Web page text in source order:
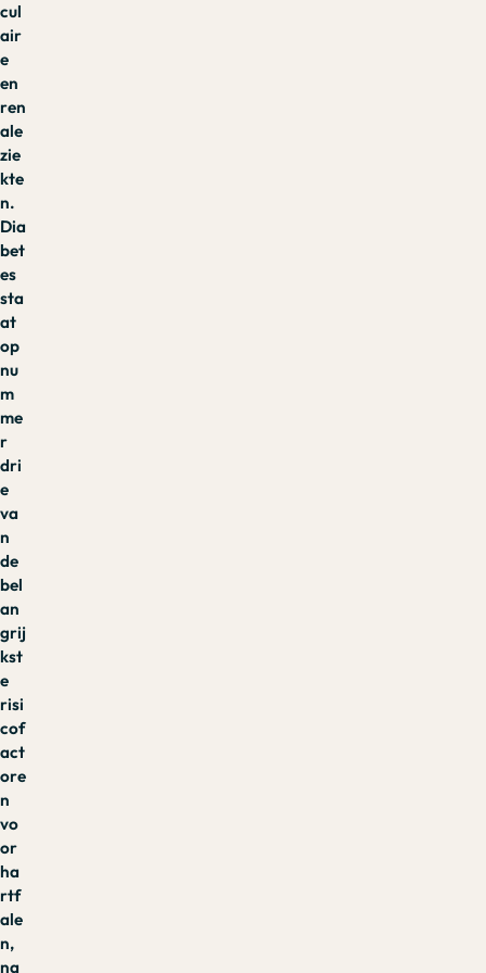
cul
air
e
en
ren
ale
zie
kte
n.
Dia
bet
es
sta
at
op
nu
m
me
r
dri
e
va
n
de
bel
an
grij
kst
e
risi
cof
act
ore
n
vo
or
ha
rtf
ale
n,
na